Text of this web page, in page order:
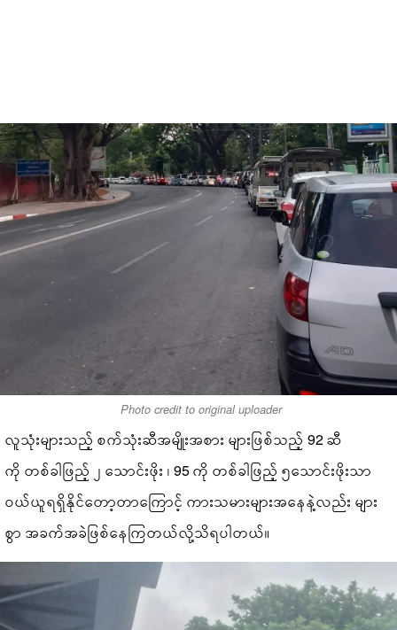
Photo credit to original uploader
လူသုံးများသည့် စက်သုံးဆီအမျိုးအစား များဖြစ်သည့် 92 ဆီ
ကို တစ်ခါဖြည့် ၂ သောင်းဖိုး ၊ 95 ကို တစ်ခါဖြည့် ၅သောင်းဖိုးသာ
ဝယ်ယူရရှိနိုင်တော့တာကြောင့် ကားသမားများအနေနဲ့လည်း များ
စွာ အခက်အခဲဖြစ်နေကြတယ်လို့သိရပါတယ်။